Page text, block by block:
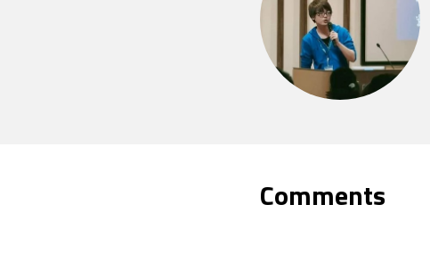
Comments